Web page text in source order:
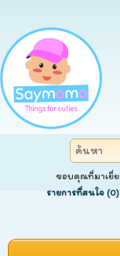
ขอบคุณที่มาเยี่
รายการที่สนใจ (0)